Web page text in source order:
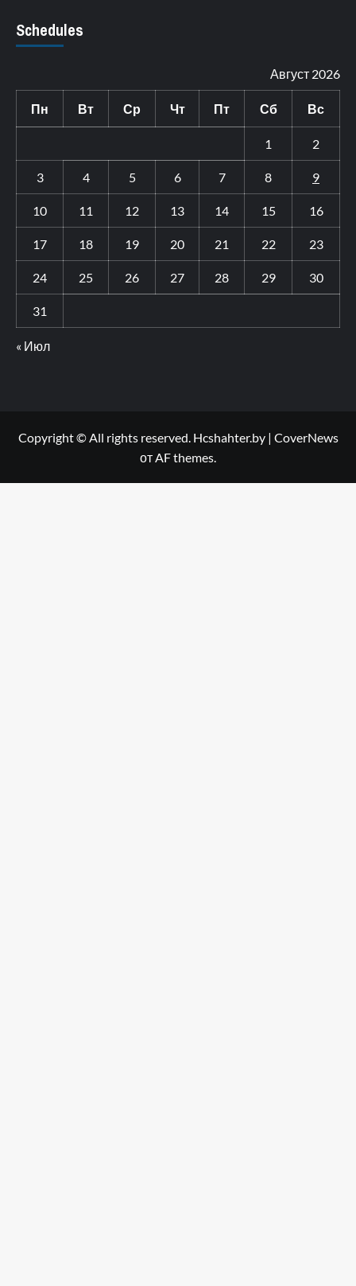
Schedules
Август 2026
Пн Вт Ср Чт Пт Сб Вс
1 2
3 4 5 6 7 8 9
10 11 12 13 14 15 16
17 18 19 20 21 22 23
24 25 26 27 28 29 30
31
« Июл
Copyright © All rights reserved. Hcshahter.by | CoverNews
от AF themes.